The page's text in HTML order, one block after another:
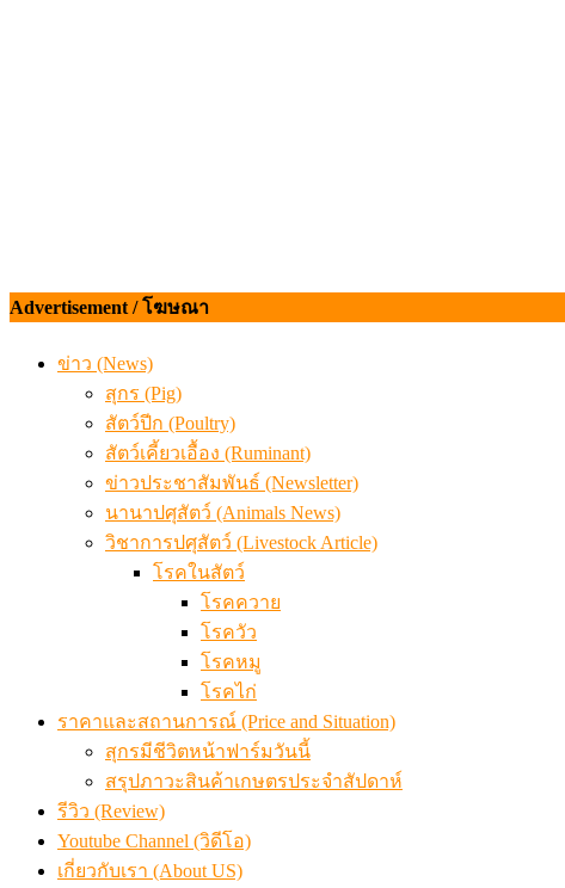
Advertisement / โฆษณา
ข่าว (News)
สุกร (Pig)
สัตว์ปีก (Poultry)
สัตว์เคี้ยวเอื้อง (Ruminant)
ข่าวประชาสัมพันธ์ (Newsletter)
นานาปศุสัตว์ (Animals News)
วิชาการปศุสัตว์ (Livestock Article)
โรคในสัตว์
โรคควาย
โรควัว
โรคหมู
โรคไก่
ราคาและสถานการณ์ (Price and Situation)
สุกรมีชีวิตหน้าฟาร์มวันนี้
สรุปภาวะสินค้าเกษตรประจำสัปดาห์
รีวิว (Review)
Youtube Channel (วิดีโอ)
เกี่ยวกับเรา (About US)